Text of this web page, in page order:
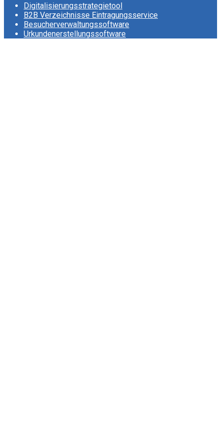
Digitalisierungsstrategietool
B2B Verzeichnisse Eintragungsservice
Besucherverwaltungssoftware
Urkundenerstellungssoftware